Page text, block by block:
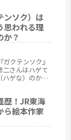
ンソク）は
思われる理
か？
クテンソク』
二さんはハゲて
ハゲな）のか、
歴！JR東海
ら絵本作家